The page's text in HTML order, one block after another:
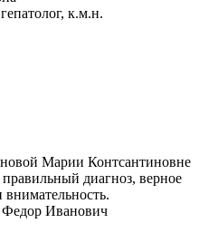
к.м.н.
Марии Контсантиновне
диагноз, верное
внимательность.
Иванович